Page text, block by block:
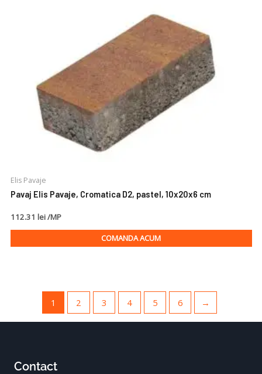
Elis Pavaje
Pavaj Elis Pavaje, Cromatica D2, pastel, 10x20x6 cm
112.31 lei /MP
COMANDA ACUM
1 2 3 4 5 6 →
Contact